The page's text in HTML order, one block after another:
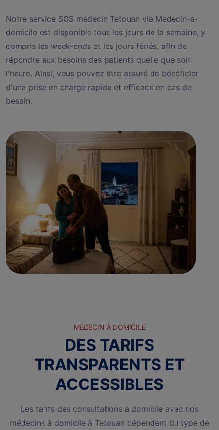
Notre service SOS médecin Tetouan via Medecin-a-
domicile est disponible tous les jours de la semaine, y
compris les week-ends et les jours fériés, afin de
répondre aux besoins des patients quelle que soit
l'heure. Ainsi, vous pouvez être assuré de bénéficier
d'une prise en charge rapide et efficace en cas de
besoin.
MÉDECIN À DOMICILE
DES TARIFS
TRANSPARENTS ET
ACCESSIBLES
Les tarifs des consultations à domicile avec nos
médecins à domicile à Tetouan dépendent du type de